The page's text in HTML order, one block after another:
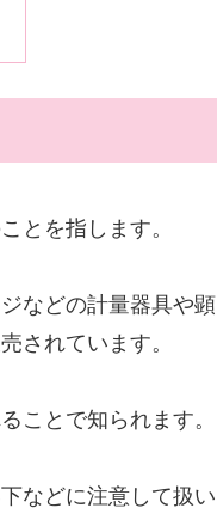
とを指します。
などの計量器具や顕
されています。
ことで知られます。
などに注意して扱い